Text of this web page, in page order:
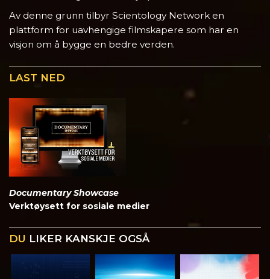
Av denne grunn tilbyr Scientology Network en
plattform for uavhengige filmskapere som har en
visjon om å bygge en bedre verden.
LAST NED
Documentary Showcase
Verktøysett for sosiale medier
DU LIKER KANSKJE OGSÅ